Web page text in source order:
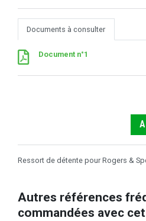
Documents à consulter
Document n°1
Ressort de détente pour Rogers &
Autres références
commandées avec